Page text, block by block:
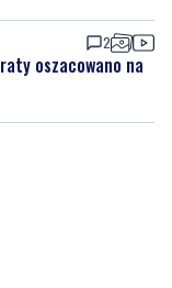
2
oszacowano na